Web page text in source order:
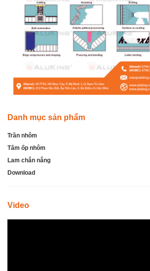
Danh mục sản phẩm
Trần nhôm
Tấm ốp nhôm
Lam chắn nắng
Download
Video